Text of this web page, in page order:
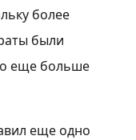
более
были
еще больше
еще одно